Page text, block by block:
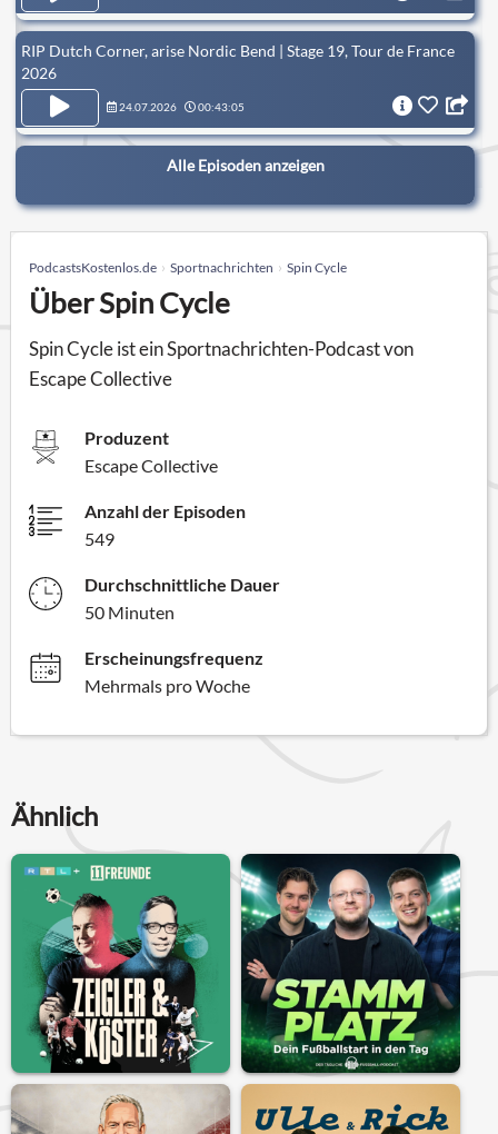
RIP Dutch Corner, arise Nordic Bend | Stage 19, Tour de France
2026
24.07.2026 00:43:05
Alle Episoden anzeigen
PodcastsKostenlos.de Sportnachrichten Spin Cycle
Über Spin Cycle
Spin Cycle ist ein Sportnachrichten-Podcast von
Escape Collective
Produzent
Escape Collective
Anzahl der Episoden
549
Durchschnittliche Dauer
50 Minuten
Erscheinungsfrequenz
Mehrmals pro Woche
Ähnlich